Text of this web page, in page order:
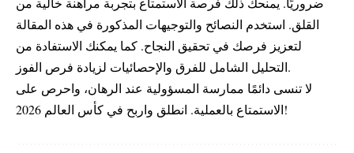
القلق. استخدم النصائح والتوجيهات المذكورة في هذه المقالة
لتعزيز فرصك في تحقيق النجاح. كما يمكنك الاستفادة من
التحليل الشامل للفرق والإحصائيات لزيادة فرص الفوز.
لا تنسى دائمًا ممارسة المسؤولية عند الرهان، واحرص على
الاستمتاع بالعملية. انطلق واربح في كأس العالم 2026!